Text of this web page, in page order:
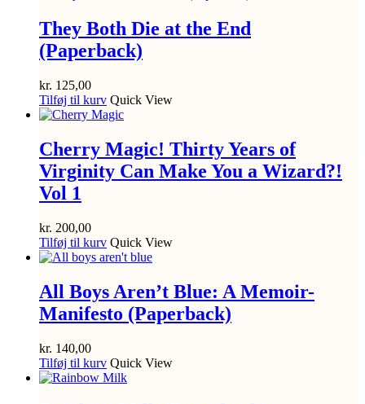
They Both Die at the End
(Paperback)
kr. 125,00
Tilføj til kurv Quick View
Cherry Magic! Thirty Years of
Virginity Can Make You a Wizard?!
Vol 1
kr. 200,00
Tilføj til kurv Quick View
All Boys Aren’t Blue: A Memoir-
Manifesto (Paperback)
kr. 140,00
Tilføj til kurv Quick View